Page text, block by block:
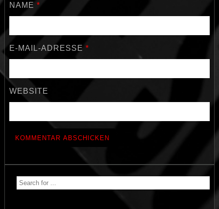
NAME *
E-MAIL-ADRESSE *
WEBSITE